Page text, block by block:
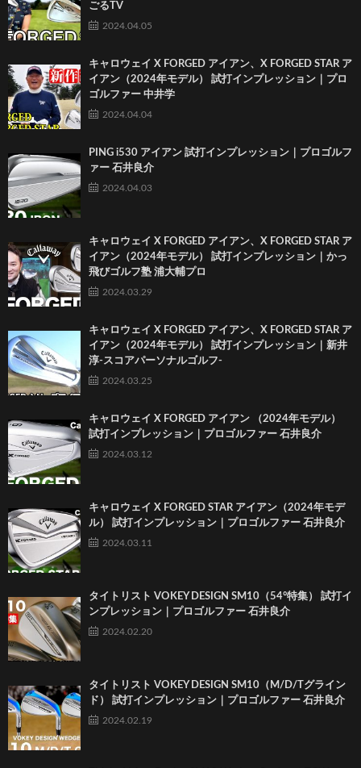
ごるTV
2024.04.05
キャロウェイ X FORGED アイアン、X FORGED STAR ア
イアン（2024年モデル） 試打インプレッション｜プロ
ゴルファー 中井学
2024.04.04
PING i530 アイアン 試打インプレッション｜プロゴルフ
ァー 石井良介
2024.04.03
キャロウェイ X FORGED アイアン、X FORGED STAR ア
イアン（2024年モデル） 試打インプレッション｜かっ
飛びゴルフ塾 浦大輔プロ
2024.03.29
キャロウェイ X FORGED アイアン、X FORGED STAR ア
イアン（2024年モデル） 試打インプレッション｜新井
淳-スコアパーソナルゴルフ-
2024.03.25
キャロウェイ X FORGED アイアン （2024年モデル）
試打インプレッション｜プロゴルファー 石井良介
2024.03.12
キャロウェイ X FORGED STAR アイアン（2024年モデ
ル） 試打インプレッション｜プロゴルファー 石井良介
2024.03.11
タイトリスト VOKEY DESIGN SM10（54°特集） 試打イ
ンプレッション｜プロゴルファー 石井良介
2024.02.20
タイトリスト VOKEY DESIGN SM10（M/D/Tグライン
ド） 試打インプレッション｜プロゴルファー 石井良介
2024.02.19